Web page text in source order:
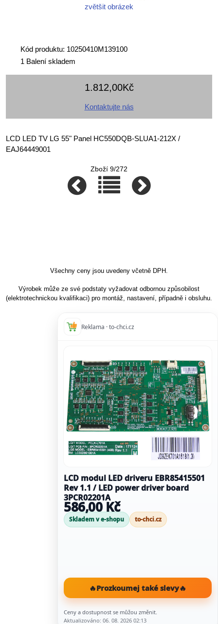
zvětšit obrázek
Kód produktu: 10250410M139100
1 Balení skladem
1.812,00Kč
Kontaktujte nás
LCD LED TV LG 55" Panel HC550DQB-SLUA1-212X /
EAJ64449001
Zboží 9/272
Všechny ceny jsou uvedeny včetně DPH.
Výrobek může ze své podstaty vyžadovat odbornou způsobilost
(elektrotechnickou kvalifikaci) pro montáž, nastavení, případně i obsluhu.
Reklama · to-chci.cz
LCD modul LED driveru EBR85415501
Rev 1.1 / LED power driver board
3PCR02201A
586,00 Kč
Skladem v e-shopu to-chci.cz
🔥Prozkoumej také slevy🔥
Ceny a dostupnost se můžou změnit.
Aktualizováno: 06. 08. 2026 02:13